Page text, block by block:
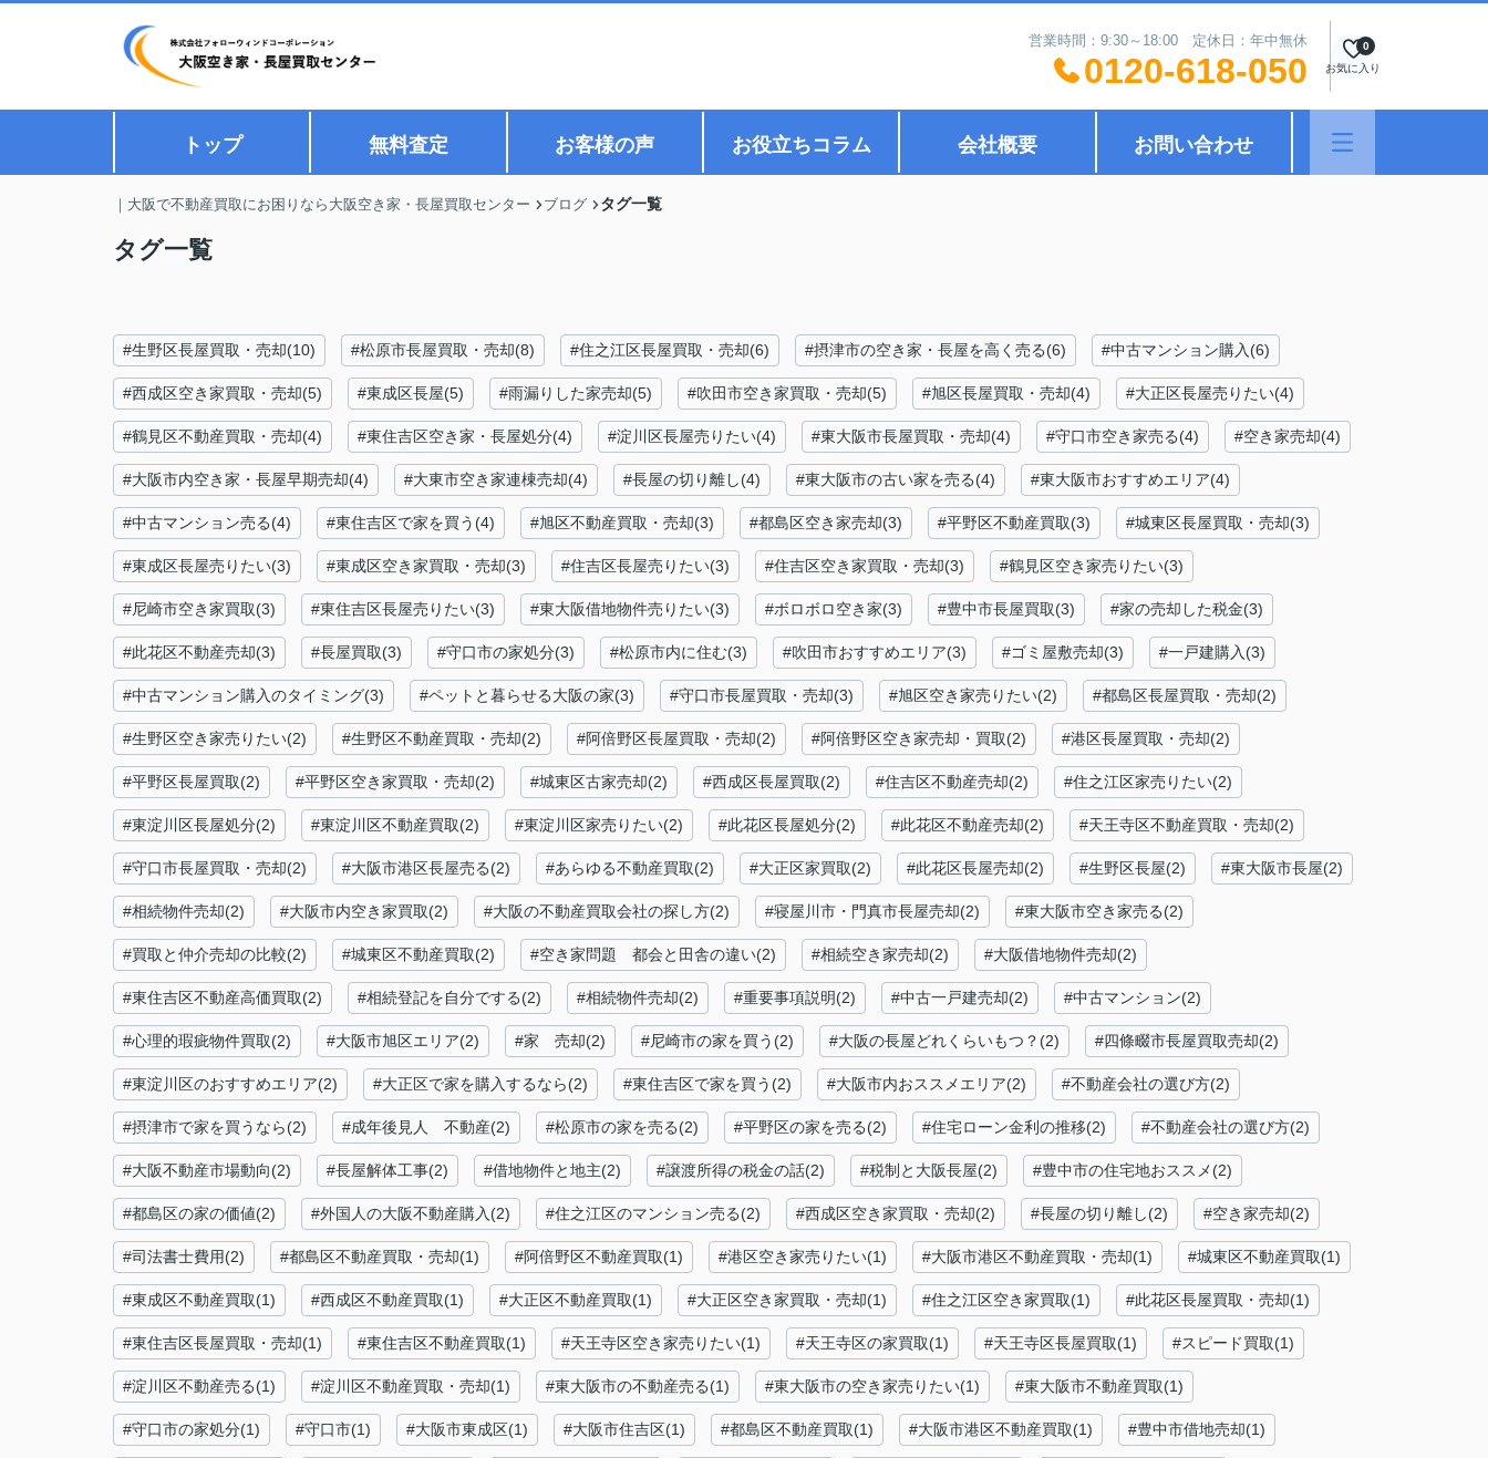
営業時間：9:30～18:00 定休日：年中無休
0120-618-050 お気に入り
0
トップ 無料査定 お客様の声 お役立ちコラム 会社概要 お問い合わせ
｜大阪で不動産買取にお困りなら大阪空き家・長屋買取センター ブログ タグ一覧
タグ一覧
#生野区長屋買取・売却(10) #松原市長屋買取・売却(8) #住之江区長屋買取・売却(6) #摂津市の空き家・長屋を高く売る(6) #中古マンション購入(6)
#西成区空き家買取・売却(5) #東成区長屋(5) #雨漏りした家売却(5) #吹田市空き家買取・売却(5) #旭区長屋買取・売却(4) #大正区長屋売りたい(4)
#鶴見区不動産買取・売却(4) #東住吉区空き家・長屋処分(4) #淀川区長屋売りたい(4) #東大阪市長屋買取・売却(4) #守口市空き家売る(4) #空き家売却(4)
#大阪市内空き家・長屋早期売却(4) #大東市空き家連棟売却(4) #長屋の切り離し(4) #東大阪市の古い家を売る(4) #東大阪市おすすめエリア(4)
#中古マンション売る(4) #東住吉区で家を買う(4) #旭区不動産買取・売却(3) #都島区空き家売却(3) #平野区不動産買取(3) #城東区長屋買取・売却(3)
#東成区長屋売りたい(3) #東成区空き家買取・売却(3) #住吉区長屋売りたい(3) #住吉区空き家買取・売却(3) #鶴見区空き家売りたい(3)
#尼崎市空き家買取(3) #東住吉区長屋売りたい(3) #東大阪借地物件売りたい(3) #ボロボロ空き家(3) #豊中市長屋買取(3) #家の売却した税金(3)
#此花区不動産売却(3) #長屋買取(3) #守口市の家処分(3) #松原市内に住む(3) #吹田市おすすめエリア(3) #ゴミ屋敷売却(3) #一戸建購入(3)
#中古マンション購入のタイミング(3) #ペットと暮らせる大阪の家(3) #守口市長屋買取・売却(3) #旭区空き家売りたい(2) #都島区長屋買取・売却(2)
#生野区空き家売りたい(2) #生野区不動産買取・売却(2) #阿倍野区長屋買取・売却(2) #阿倍野区空き家売却・買取(2) #港区長屋買取・売却(2)
#平野区長屋買取(2) #平野区空き家買取・売却(2) #城東区古家売却(2) #西成区長屋買取(2) #住吉区不動産売却(2) #住之江区家売りたい(2)
#東淀川区長屋処分(2) #東淀川区不動産買取(2) #東淀川区家売りたい(2) #此花区長屋処分(2) #此花区不動産売却(2) #天王寺区不動産買取・売却(2)
#守口市長屋買取・売却(2) #大阪市港区長屋売る(2) #あらゆる不動産買取(2) #大正区家買取(2) #此花区長屋売却(2) #生野区長屋(2) #東大阪市長屋(2)
#相続物件売却(2) #大阪市内空き家買取(2) #大阪の不動産買取会社の探し方(2) #寝屋川市・門真市長屋売却(2) #東大阪市空き家売る(2)
#買取と仲介売却の比較(2) #城東区不動産買取(2) #空き家問題 都会と田舎の違い(2) #相続空き家売却(2) #大阪借地物件売却(2)
#東住吉区不動産高価買取(2) #相続登記を自分でする(2) #相続物件売却(2) #重要事項説明(2) #中古一戸建売却(2) #中古マンション(2)
#心理的瑕疵物件買取(2) #大阪市旭区エリア(2) #家 売却(2) #尼崎市の家を買う(2) #大阪の長屋どれくらいもつ？(2) #四條畷市長屋買取売却(2)
#東淀川区のおすすめエリア(2) #大正区で家を購入するなら(2) #東住吉区で家を買う(2) #大阪市内おススメエリア(2) #不動産会社の選び方(2)
#摂津市で家を買うなら(2) #成年後見人 不動産(2) #松原市の家を売る(2) #平野区の家を売る(2) #住宅ローン金利の推移(2) #不動産会社の選び方(2)
#大阪不動産市場動向(2) #長屋解体工事(2) #借地物件と地主(2) #譲渡所得の税金の話(2) #税制と大阪長屋(2) #豊中市の住宅地おススメ(2)
#都島区の家の価値(2) #外国人の大阪不動産購入(2) #住之江区のマンション売る(2) #西成区空き家買取・売却(2) #長屋の切り離し(2) #空き家売却(2)
#司法書士費用(2) #都島区不動産買取・売却(1) #阿倍野区不動産買取(1) #港区空き家売りたい(1) #大阪市港区不動産買取・売却(1) #城東区不動産買取(1)
#東成区不動産買取(1) #西成区不動産買取(1) #大正区不動産買取(1) #大正区空き家買取・売却(1) #住之江区空き家買取(1) #此花区長屋買取・売却(1)
#東住吉区長屋買取・売却(1) #東住吉区不動産買取(1) #天王寺区空き家売りたい(1) #天王寺区の家買取(1) #天王寺区長屋買取(1) #スピード買取(1)
#淀川区不動産売る(1) #淀川区不動産買取・売却(1) #東大阪市の不動産売る(1) #東大阪市の空き家売りたい(1) #東大阪市不動産買取(1)
#守口市の家処分(1) #守口市(1) #大阪市東成区(1) #大阪市住吉区(1) #都島区不動産買取(1) #大阪市港区不動産買取(1) #豊中市借地売却(1)